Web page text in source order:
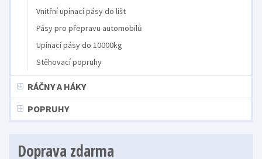
Vnitřní upínací pásy do lišt
Pásy pro přepravu automobilů
Upínací pásy do 10000kg
Stěhovací popruhy
RÁČNY A HÁKY
POPRUHY
Doprava zdarma